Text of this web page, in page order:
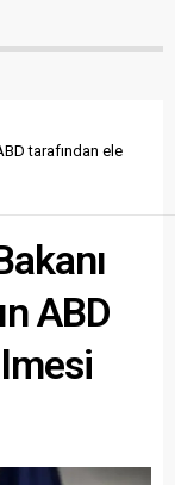
tarafından ele
ABD